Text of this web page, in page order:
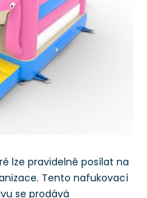
lze pravidelně posílat na
Tento nafukovací
se prodává